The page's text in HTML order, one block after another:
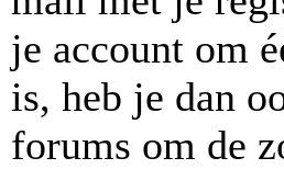
je account om
is, heb je dan
forums om de